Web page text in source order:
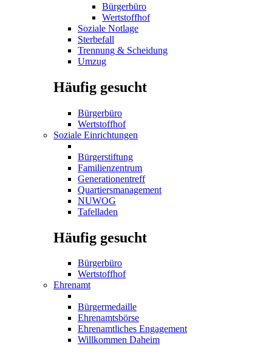
Bürgerbüro
Wertstoffhof
Soziale Notlage
Sterbefall
Trennung & Scheidung
Umzug
Häufig gesucht
Bürgerbüro
Wertstoffhof
Soziale Einrichtungen
Bürgerstiftung
Familienzentrum
Generationentreff
Quartiersmanagement
NUWOG
Tafelladen
Häufig gesucht
Bürgerbüro
Wertstoffhof
Ehrenamt
Bürgermedaille
Ehrenamtsbörse
Ehrenamtliches Engagement
Willkommen Daheim